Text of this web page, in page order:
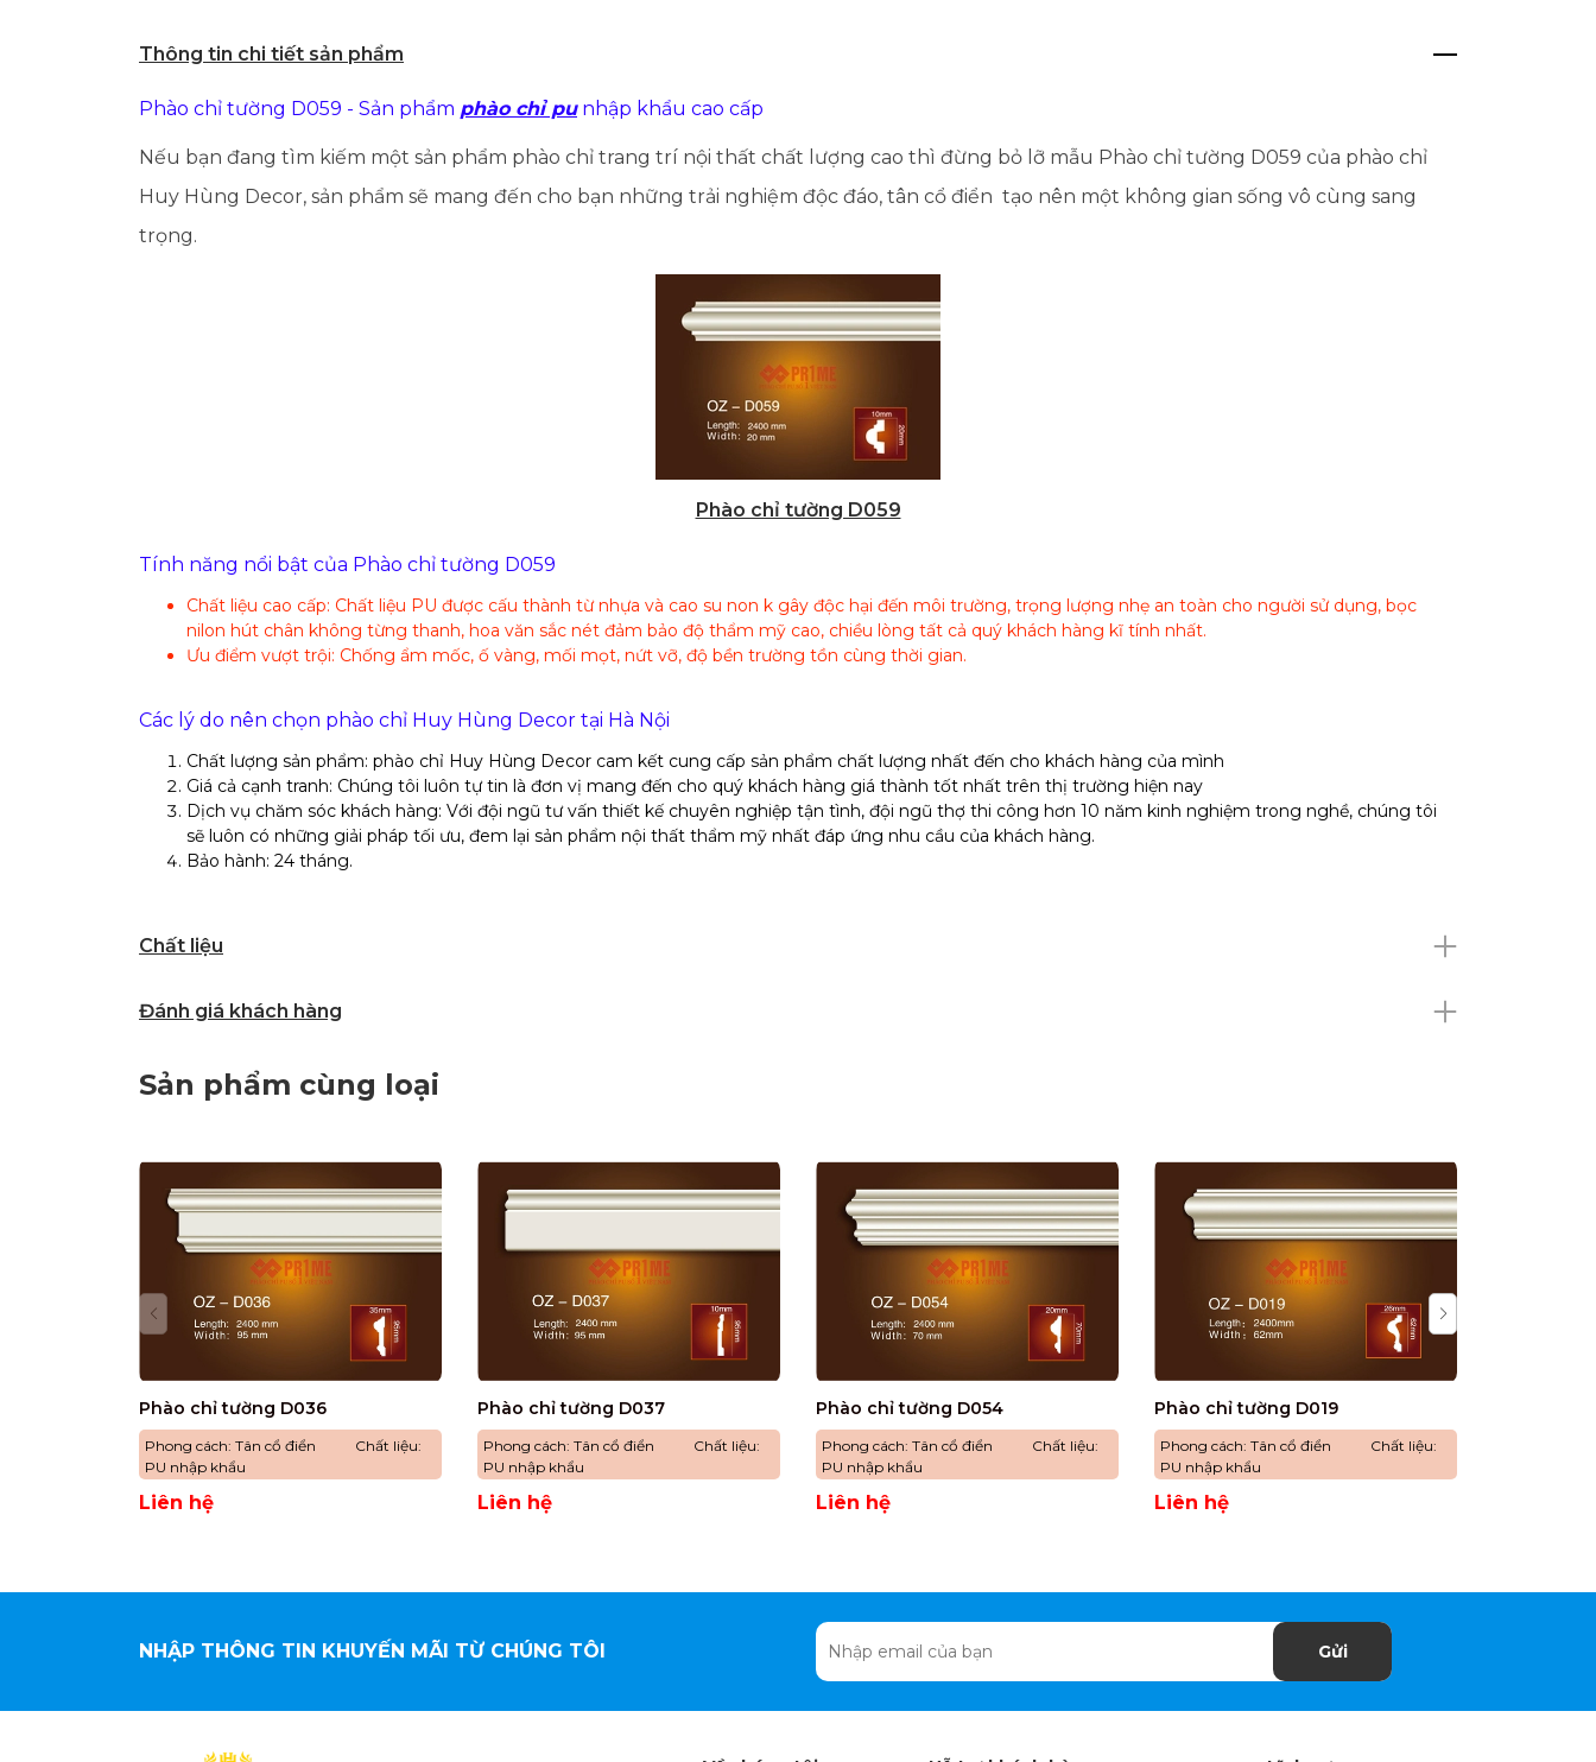
Thông tin chi tiết sản phẩm
Phào chỉ tường D059 - Sản phẩm phào chỉ punhập khẩu cao cấp
Nếu bạn đang tìm kiếm một sản phẩm phào chỉ trang trí nội thất chất lượng cao thì đừng bỏ lỡ mẫu Phào chỉ tường D059 của phào chỉ
Huy Hùng Decor, sản phẩm sẽ mang đến cho bạn những trải nghiệm độc đáo, tân cổ điển tạo nên một không gian sống vô cùng sang
trọng.
Phào chỉ tường D059
Tính năng nổi bật của Phào chỉ tường D059
Chất liệu cao cấp: Chất liệu PU được cấu thành từ nhựa và cao su non k gây độc hại đến môi trường, trọng lượng nhẹ an toàn cho người sử dụng, bọc
nilon hút chân không từng thanh, hoa văn sắc nét đảm bảo độ thẩm mỹ cao, chiều lòng tất cả quý khách hàng kĩ tính nhất.
Ưu điểm vượt trội: Chống ẩm mốc, ố vàng, mối mọt, nứt vỡ, độ bền trường tồn cùng thời gian.
Các lý do nên chọn phào chỉ Huy Hùng Decor tại Hà Nội
Chất lượng sản phẩm: phào chỉ Huy Hùng Decor cam kết cung cấp sản phẩm chất lượng nhất đến cho khách hàng của mình
Giá cả cạnh tranh: Chúng tôi luôn tự tin là đơn vị mang đến cho quý khách hàng giá thành tốt nhất trên thị trường hiện nay
Dịch vụ chăm sóc khách hàng: Với đội ngũ tư vấn thiết kế chuyên nghiệp tận tình, đội ngũ thợ thi công hơn 10 năm kinh nghiệm trong nghề, chúng tôi
sẽ luôn có những giải pháp tối ưu, đem lại sản phẩm nội thất thẩm mỹ nhất đáp ứng nhu cầu của khách hàng.
Bảo hành: 24 tháng.
Chất liệu
Đánh giá khách hàng
Sản phẩm cùng loại
Phào chỉ tường D036
Phong cách: Tân cổ điển Chất liệu:
PU nhập khẩu
Liên hệ
Phào chỉ tường D037
Phong cách: Tân cổ điển Chất liệu:
PU nhập khẩu
Liên hệ
Phào chỉ tường D054
Phong cách: Tân cổ điển Chất liệu:
PU nhập khẩu
Liên hệ
Phào chỉ tường D019
Phong cách: Tân cổ điển Chất liệu:
PU nhập khẩu
Liên hệ
NHẬP THÔNG TIN KHUYẾN MÃI TỪ CHÚNG TÔI Gửi